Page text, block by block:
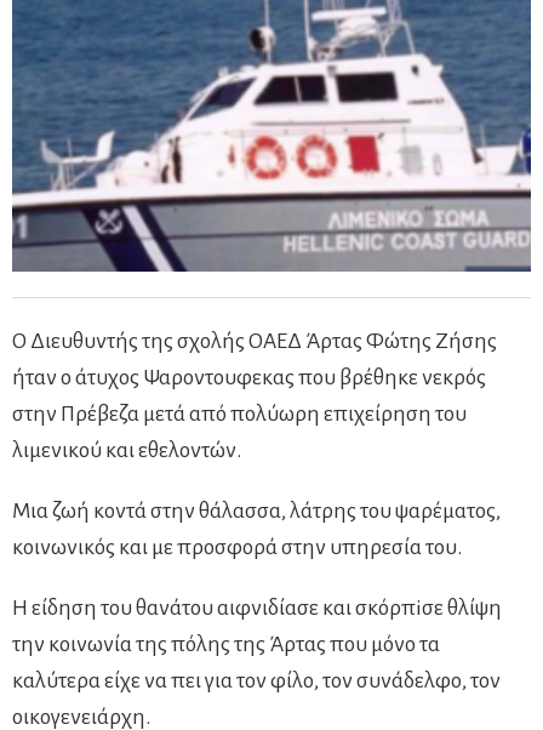
Ο Διευθυντής της σχολής ΟΑΕΔ Άρτας Φώτης Ζήσης
ήταν ο άτυχος Ψαροντουφεκας που βρέθηκε νεκρός
στην Πρέβεζα μετά από πολύωρη επιχείρηση του
λιμενικού και εθελοντών.
Μια ζωή κοντά στην θάλασσα, λάτρης του ψαρέματος,
κοινωνικός και με προσφορά στην υπηρεσία του.
Η είδηση του θανάτου αιφνιδίασε και σκόρπiσε θλίψη
την κοινωνία της πόλης της Άρτας που μόνο τα
καλύτερα είχε να πει για τον φίλο, τον συνάδελφο, τον
οικογενειάρχη.